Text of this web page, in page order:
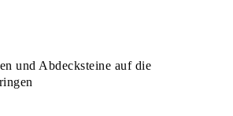
und Abdecksteine auf die